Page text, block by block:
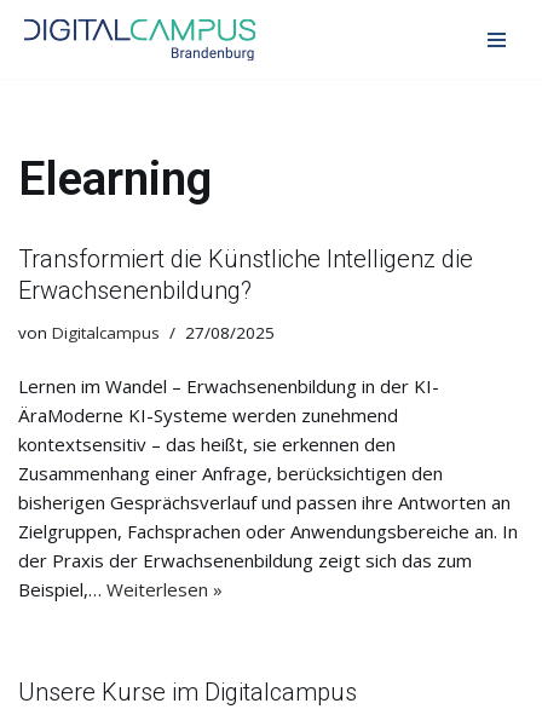
Elearning
Transformiert die Künstliche Intelligenz die
Erwachsenenbildung?
von Digitalcampus 27/08/2025
Lernen im Wandel – Erwachsenenbildung in der KI-
ÄraModerne KI-Systeme werden zunehmend
kontextsensitiv – das heißt, sie erkennen den
Zusammenhang einer Anfrage, berücksichtigen den
bisherigen Gesprächsverlauf und passen ihre Antworten an
Zielgruppen, Fachsprachen oder Anwendungsbereiche an. In
der Praxis der Erwachsenenbildung zeigt sich das zum
Beispiel,… Weiterlesen »
Unsere Kurse im Digitalcampus